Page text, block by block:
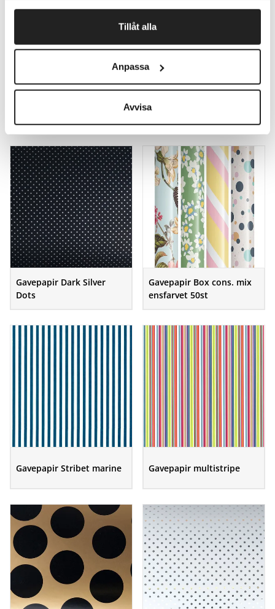
Tillåt alla
Anpassa
AvvisaGavepapir Autumn Stripes
Gavepapir Dark Silver
Dots
Gavepapir Box cons. mix
ensfarvet 50st
Gavepapir Stribet marine Gavepapir multistripe